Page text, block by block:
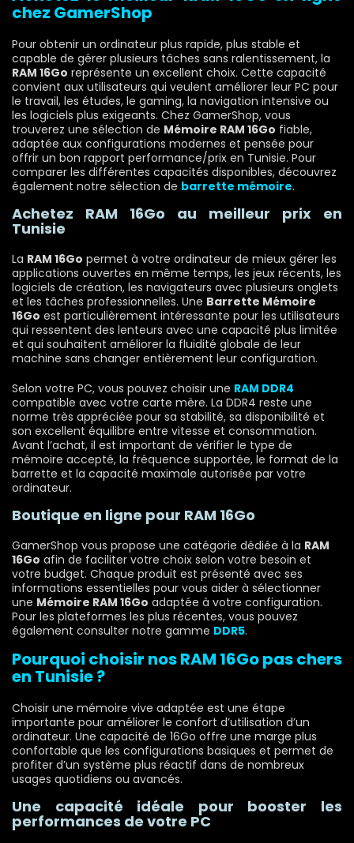
chez GamerShop
Pour obtenir un ordinateur plus rapide, plus stable et
capable de gérer plusieurs tâches sans ralentissement, la
RAM 16Go représente un excellent choix. Cette capacité
convient aux utilisateurs qui veulent améliorer leur PC pour
le travail, les études, le gaming, la navigation intensive ou
les logiciels plus exigeants. Chez GamerShop, vous
trouverez une sélection de Mémoire RAM 16Go fiable,
adaptée aux configurations modernes et pensée pour
offrir un bon rapport performance/prix en Tunisie. Pour
comparer les différentes capacités disponibles, découvrez
également notre sélection de barrette mémoire.
Achetez RAM 16Go au meilleur prix en
Tunisie
La RAM 16Go permet à votre ordinateur de mieux gérer les
applications ouvertes en même temps, les jeux récents, les
logiciels de création, les navigateurs avec plusieurs onglets
et les tâches professionnelles. Une Barrette Mémoire
16Go est particulièrement intéressante pour les utilisateurs
qui ressentent des lenteurs avec une capacité plus limitée
et qui souhaitent améliorer la fluidité globale de leur
machine sans changer entièrement leur configuration.
Selon votre PC, vous pouvez choisir une RAM DDR4
compatible avec votre carte mère. La DDR4 reste une
norme très appréciée pour sa stabilité, sa disponibilité et
son excellent équilibre entre vitesse et consommation.
Avant l’achat, il est important de vérifier le type de
mémoire accepté, la fréquence supportée, le format de la
barrette et la capacité maximale autorisée par votre
ordinateur.
Boutique en ligne pour RAM 16Go
GamerShop vous propose une catégorie dédiée à la RAM
16Go afin de faciliter votre choix selon votre besoin et
votre budget. Chaque produit est présenté avec ses
informations essentielles pour vous aider à sélectionner
une Mémoire RAM 16Go adaptée à votre configuration.
Pour les plateformes les plus récentes, vous pouvez
également consulter notre gamme DDR5.
Pourquoi choisir nos RAM 16Go pas chers
en Tunisie ?
Choisir une mémoire vive adaptée est une étape
importante pour améliorer le confort d’utilisation d’un
ordinateur. Une capacité de 16Go offre une marge plus
confortable que les configurations basiques et permet de
profiter d’un système plus réactif dans de nombreux
usages quotidiens ou avancés.
Une capacité idéale pour booster les
performances de votre PC